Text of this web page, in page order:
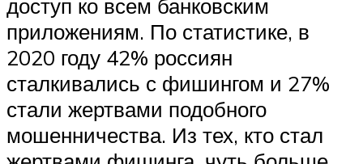
доступ ко всем банковским
приложениям. По статистике, в
2020 году 42% россиян
сталкивались с фишингом и 27%
стали жертвами подобного
мошенничества. Из тех, кто стал